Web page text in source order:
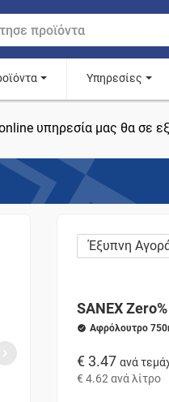
Υπηρεσίες
υπηρεσία μας θα σε
Έξυπνη
SANEX
Αφρόλουτρο
€ 3.47 ανά
€ 4.62 ανά λίτρο